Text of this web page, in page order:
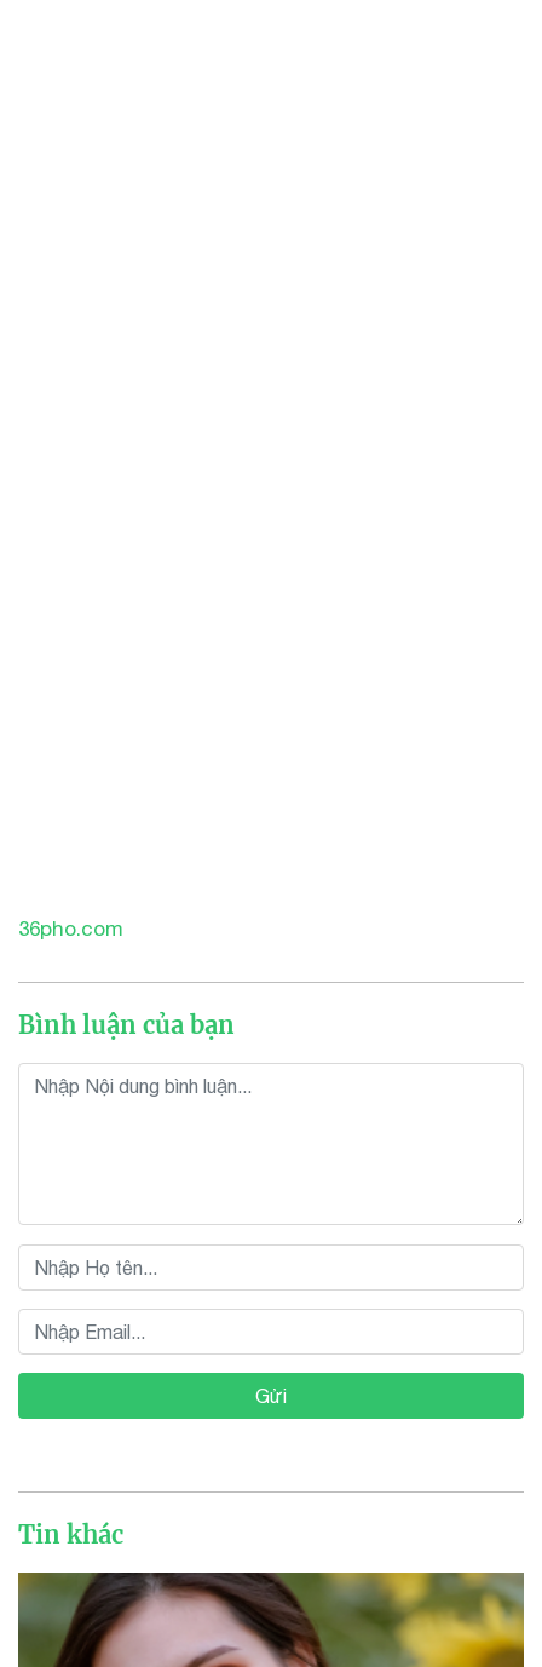
36pho.com
Bình luận của bạn
Gửi
Tin khác